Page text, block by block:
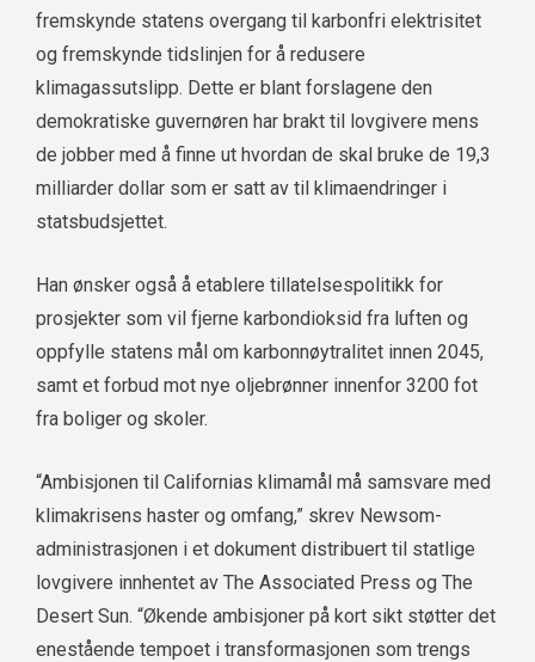
fremskynde statens overgang til karbonfri elektrisitet
og fremskynde tidslinjen for å redusere
klimagassutslipp. Dette er blant forslagene den
demokratiske guvernøren har brakt til lovgivere mens
de jobber med å finne ut hvordan de skal bruke de 19,3
milliarder dollar som er satt av til klimaendringer i
statsbudsjettet.
Han ønsker også å etablere tillatelsespolitikk for
prosjekter som vil fjerne karbondioksid fra luften og
oppfylle statens mål om karbonnøytralitet innen 2045,
samt et forbud mot nye oljebrønner innenfor 3200 fot
fra boliger og skoler.
“Ambisjonen til Californias klimamål må samsvare med
klimakrisens haster og omfang,” skrev Newsom-
administrasjonen i et dokument distribuert til statlige
lovgivere innhentet av The Associated Press og The
Desert Sun. “Økende ambisjoner på kort sikt støtter det
enestående tempoet i transformasjonen som trengs